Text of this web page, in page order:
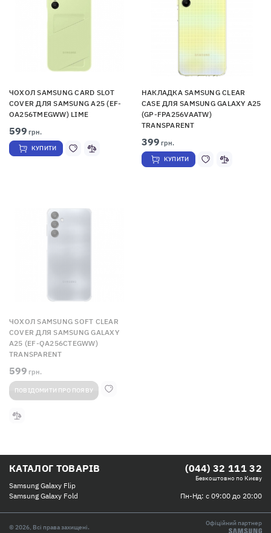
ЧОХОЛ SAMSUNG CARD SLOT
COVER ДЛЯ SAMSUNG A25 (EF-
OA256TMEGWW) LIME
599 грн.
КУПИТИ
НАКЛАДКА SAMSUNG CLEAR
CASE ДЛЯ SAMSUNG GALAXY A25
(GP-FPA256VAATW)
TRANSPARENT
399 грн.
КУПИТИ
ЧОХОЛ SAMSUNG SOFT CLEAR
COVER ДЛЯ SAMSUNG GALAXY
A25 (EF-QA256CTEGWW)
TRANSPARENT
599 грн.
ПОВІДОМИТИ ПРО ПОЯВУ
КАТАЛОГ ТОВАРІВ
Samsung Galaxy Flip
Samsung Galaxy Fold
(044) 32 111 32
Безкоштовно по Києву
Пн-Нд: с 09:00 до 20:00
© 2026, Всі права захищені.
Офіційний партнер